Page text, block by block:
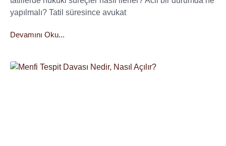
yapılmalı? Tatil süresince avukat
Devamını Oku...